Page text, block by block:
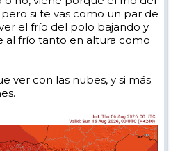
si te vas como un par de
el frío del polo bajando y
al frío tanto en altura como
ver con las nubes, y si más